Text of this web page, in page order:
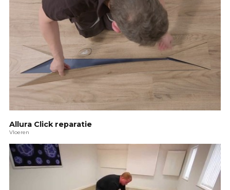
Allura Click reparatie
Vloeren